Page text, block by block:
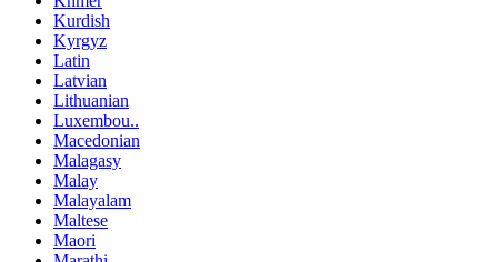
Kurdish
Kyrgyz
Latin
Latvian
Lithuanian
Luxembou..
Macedonian
Malagasy
Malay
Malayalam
Maltese
Maori